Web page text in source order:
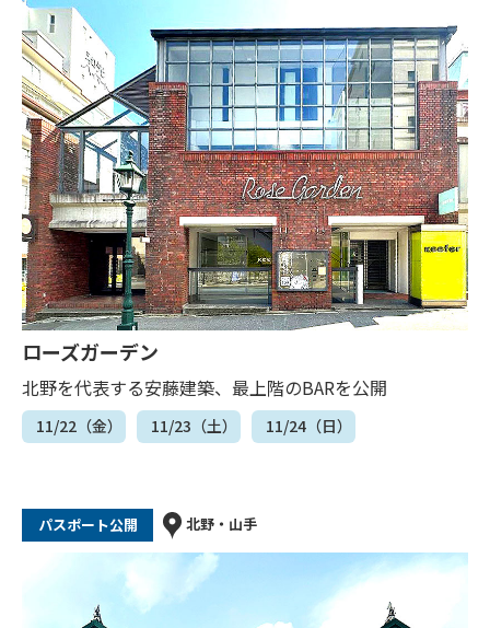
ローズガーデン
北野を代表する安藤建築、最上階のBARを公開
11/22（金） 11/23（土） 11/24（日）
パスポート公開 北野・山手